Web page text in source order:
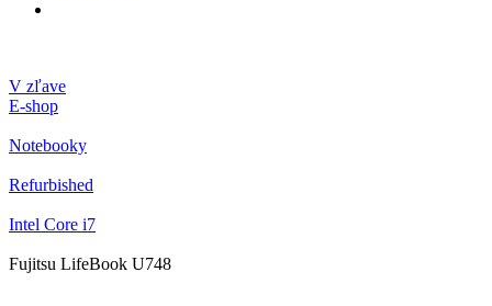
V zľave
E-shop
Notebooky
Refurbished
Intel Core i7
Fujitsu LifeBook U748